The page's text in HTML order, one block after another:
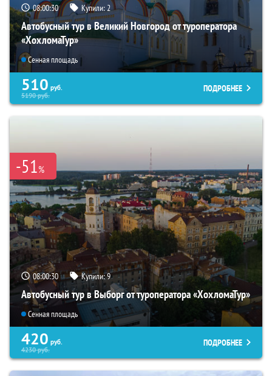
08:00:29 Купили:2
Автобусный тур в Великий Новгород от туроператора
«ХохломаТур»
Сенная площадь
510 руб.
5190руб.
ПОДРОБНЕЕ
-51%
08:00:29 Купили:9
Автобусный тур в Выборг от туроператора «ХохломаТур»
Сенная площадь
420 руб.
4230руб.
ПОДРОБНЕЕ